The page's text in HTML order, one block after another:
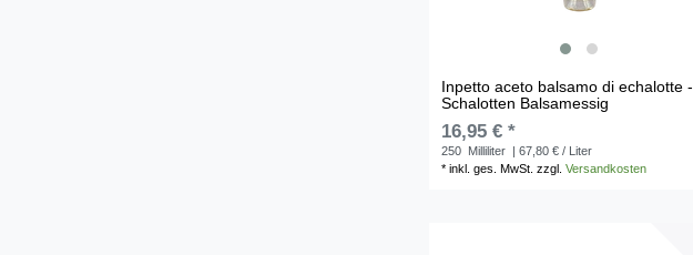
Inpetto aceto balsamo di echalotte -
Schalotten Balsamessig
16,95 € *
250 Milliliter
| 67,80 € / Liter
*inkl. ges. MwSt. zzgl.Versandkosten